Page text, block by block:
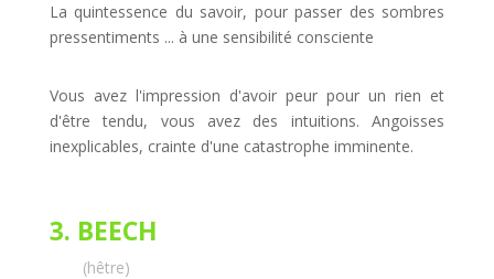
La quintessence du savoir, pour passer des sombres
pressentiments ... à une sensibilité consciente
Vous avez l'impression d'avoir peur pour un rien et
d'être tendu, vous avez des intuitions. Angoisses
inexplicables, crainte d'une catastrophe imminente.
3. BEECH
(hêtre)